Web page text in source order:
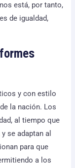
está, por tanto,
de igualdad,
y con estilo
la nación. Los
al tiempo que
se adaptan al
para que
a los